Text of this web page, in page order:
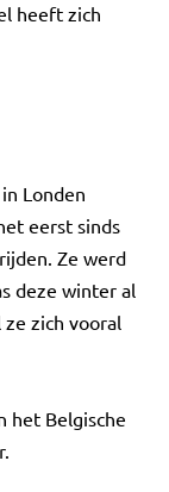
heeft zich
Londen
eerst sinds
Ze werd
deze winter al
zich vooral
het Belgische